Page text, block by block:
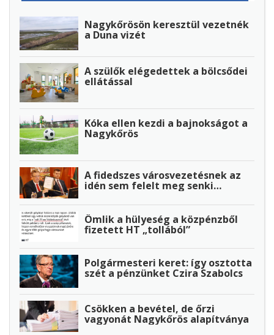
Nagykőrösön keresztül vezetnék
a Duna vizét
A szülők elégedettek a bölcsődei
ellátással
Kóka ellen kezdi a bajnokságot a
Nagykőrös
A fidedszes városvezetésnek az
idén sem felelt meg senki…
Ömlik a hülyeség a közpénzből
fizetett HT „tollából”
Polgármesteri keret: így osztotta
szét a pénzünket Czira Szabolcs
Csökken a bevétel, de őrzi
vagyonát Nagykőrös alapítványa